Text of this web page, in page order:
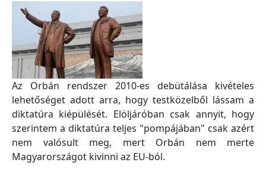
Az Orbán rendszer 2010-es debütálása kivételes
lehetőséget adott arra, hogy testközelből lássam a
diktatúra kiépülését. Elöljáróban csak annyit, hogy
szerintem a diktatúra teljes "pompájában" csak azért
nem valósult meg, mert Orbán nem merte
Magyarországot kivinni az EU-ból.